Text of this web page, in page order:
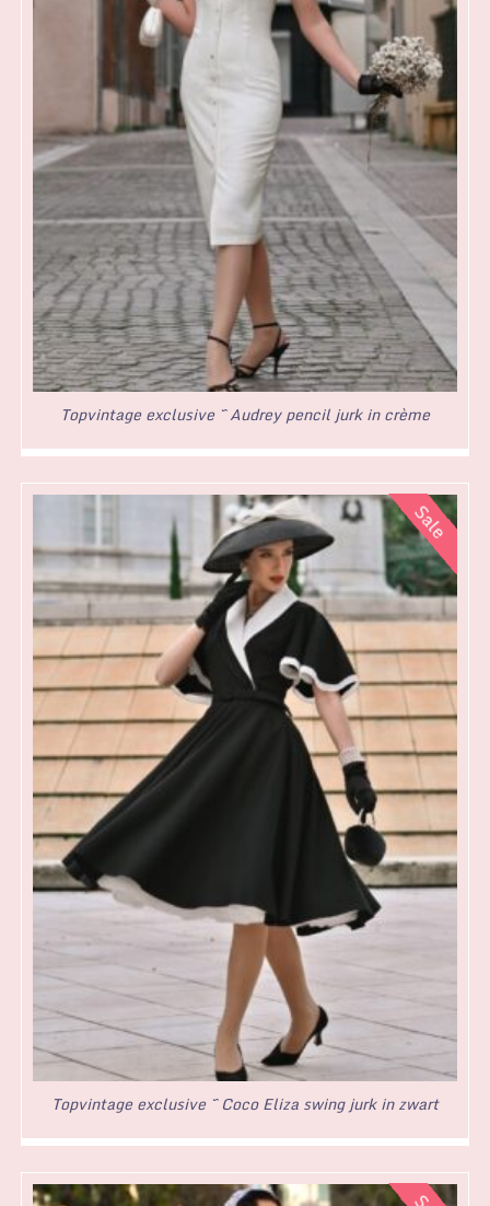
Topvintage exclusive ~ Audrey pencil jurk in crème
Topvintage exclusive ~ Coco Eliza swing jurk in zwart